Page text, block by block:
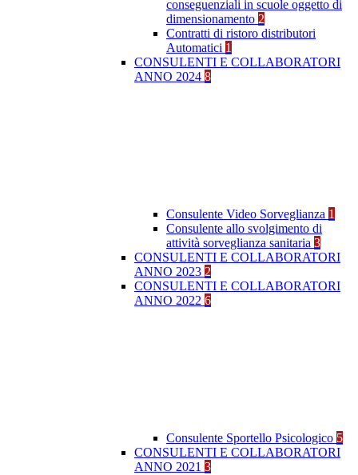
conseguenziali in scuole oggetto di
dimensionamento 2
Contratti di ristoro distributori
Automatici 1
CONSULENTI E COLLABORATORI
ANNO 2024 8
Consulente Video Sorveglianza 1
Consulente allo svolgimento di
attività sorveglianza sanitaria 3
CONSULENTI E COLLABORATORI
ANNO 2023 2
CONSULENTI E COLLABORATORI
ANNO 2022 6
Consulente Sportello Psicologico 5
CONSULENTI E COLLABORATORI
ANNO 2021 3